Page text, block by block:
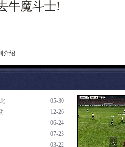
牛魔斗士!
介绍
05-30
12-26
06-24
07-23
03-22